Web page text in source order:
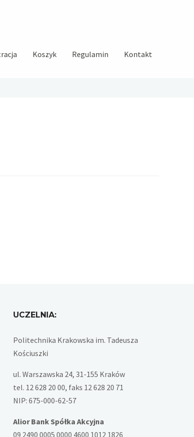
Koszyk Regulamin Kontakt
UCZELNIA:
Politechnika Krakowska im. Tadeusza
Kościuszki
ul. Warszawska 24, 31-155 Kraków
tel. 12 628 20 00, faks 12 628 20 71
NIP: 675-000-62-57
Alior Bank Spółka Akcyjna
09 2490 0005 0000 4600 1012 1826